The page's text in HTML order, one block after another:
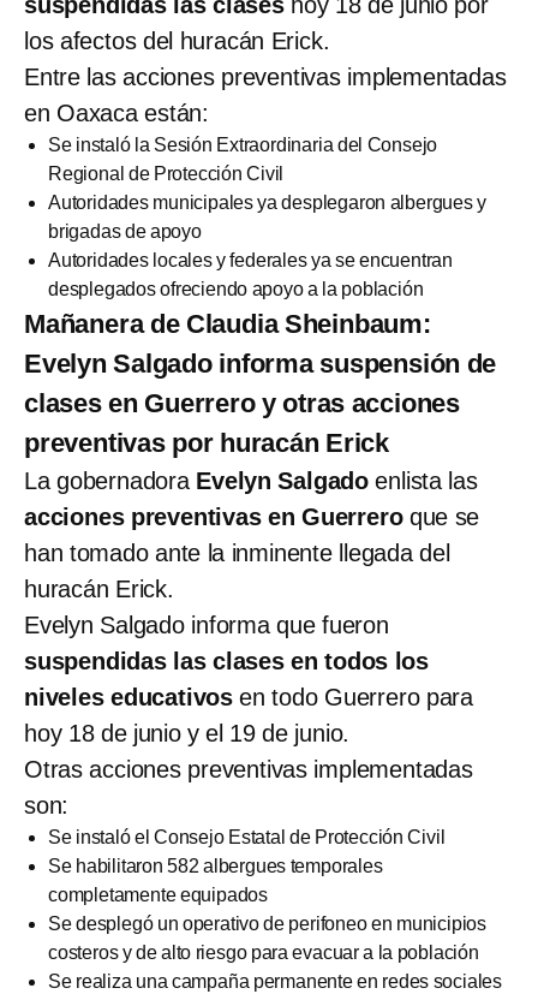
suspendidas las claseshoy 18 de junio por
los afectos del huracán Erick.
Entre las acciones preventivas implementadas
en Oaxaca están:
Se instaló la Sesión Extraordinaria del Consejo
Regional de Protección Civil
Autoridades municipales ya desplegaron albergues y
brigadas de apoyo
Autoridades locales y federales ya se encuentran
desplegados ofreciendo apoyo a la población
Mañanera de Claudia Sheinbaum:
Evelyn Salgado informa suspensión de
clases en Guerrero y otras acciones
preventivas por huracán Erick
La gobernadora Evelyn Salgado enlista las
acciones preventivas en Guerrero que se
han tomado ante la inminente llegada del
huracán Erick.
Evelyn Salgado informa que fueron
suspendidas las clases en todos los
niveles educativos en todo Guerrero para
hoy 18 de junio y el 19 de junio.
Otras acciones preventivas implementadas
son:
Se instaló el Consejo Estatal de Protección Civil
Se habilitaron 582 albergues temporales
completamente equipados
Se desplegó un operativo de perifoneo en municipios
costeros y de alto riesgo para evacuar a la población
Se realiza una campaña permanente en redes sociales